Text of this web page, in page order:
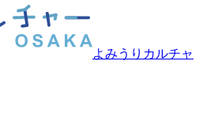
よみうりカルチャ